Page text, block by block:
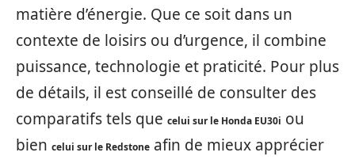
matière d’énergie. Que ce soit dans un
contexte de loisirs ou d’urgence, il combine
puissance, technologie et praticité. Pour plus
de détails, il est conseillé de consulter des
comparatifs tels que celui sur le Honda EU30i ou
bien celui sur le Redstone afin de mieux apprécier